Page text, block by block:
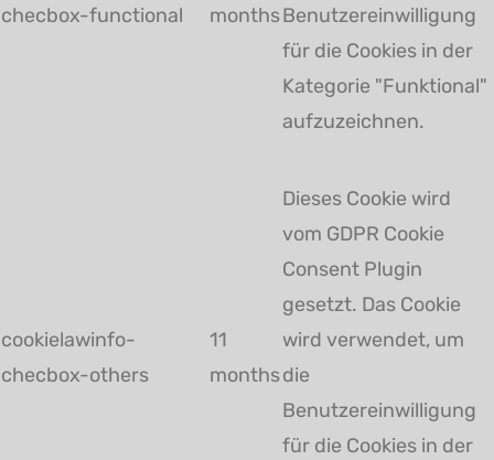
checbox-functional
monthsBenutzereinwilligung
für die Cookies in der
Kategorie "Funktional"
aufzuzeichnen.
cookielawinfo-
checbox-others
11
months
Dieses Cookie wird
vom GDPR Cookie
Consent Plugin
gesetzt. Das Cookie
wird verwendet, um
die
Benutzereinwilligung
für die Cookies in der